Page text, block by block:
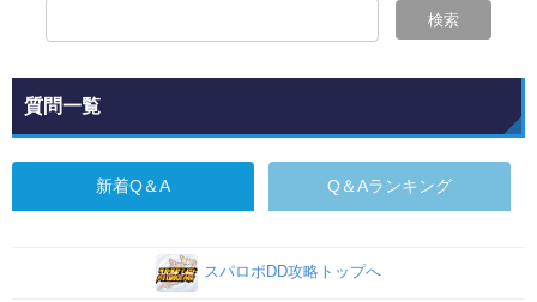
検索
質問一覧
新着Q＆A Q＆Aランキング
スパロボDD攻略トップへ